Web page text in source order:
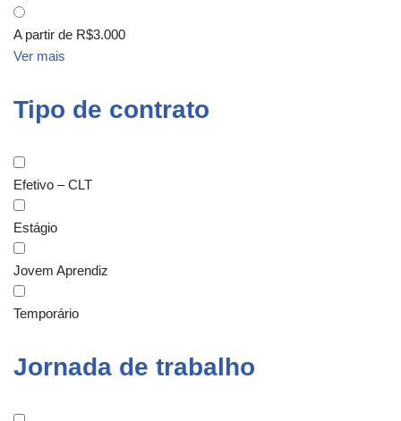
A partir de R$3.000
Ver mais
Tipo de contrato
Efetivo – CLT
Estágio
Jovem Aprendiz
Temporário
Jornada de trabalho